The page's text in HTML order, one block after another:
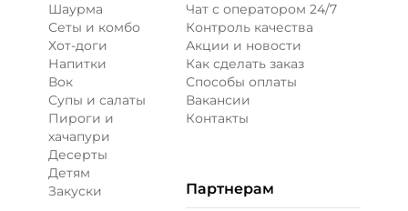
Шаурма
Сеты и комбо
Хот-доги
Напитки
Вок
Супы и салаты
Пироги и
хачапури
Десерты
Детям
Закуски
Чат с оператором 24/7
Контроль качества
Акции и новости
Как сделать заказ
Способы оплаты
Вакансии
Контакты
Партнерам